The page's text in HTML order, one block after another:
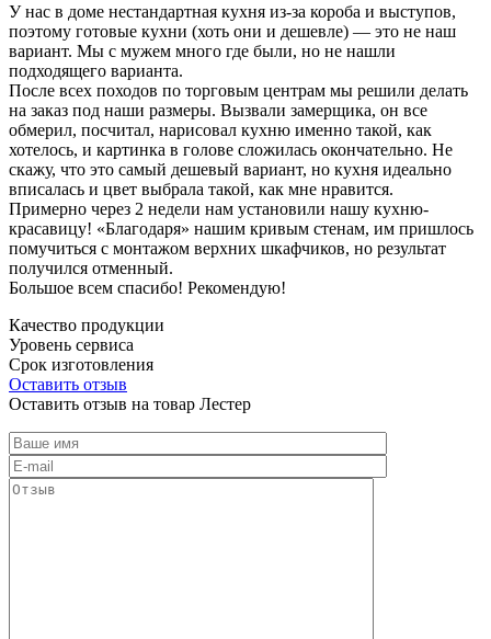
У нас в доме нестандартная кухня из-за короба и выступов,
поэтому готовые кухни (хоть они и дешевле) — это не наш
вариант. Мы с мужем много где были, но не нашли
подходящего варианта.
После всех походов по торговым центрам мы решили делать
на заказ под наши размеры. Вызвали замерщика, он все
обмерил, посчитал, нарисовал кухню именно такой, как
хотелось, и картинка в голове сложилась окончательно. Не
скажу, что это самый дешевый вариант, но кухня идеально
вписалась и цвет выбрала такой, как мне нравится.
Примерно через 2 недели нам установили нашу кухню-
красавицу! «Благодаря» нашим кривым стенам, им пришлось
помучиться с монтажом верхних шкафчиков, но результат
получился отменный.
Большое всем спасибо! Рекомендую!
Качество продукции
Уровень сервиса
Срок изготовления
Оставить отзыв
Оставить отзыв на товар Лестер